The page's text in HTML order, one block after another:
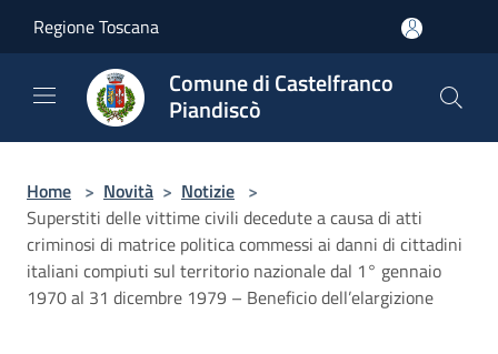
Regione Toscana
Comune di Castelfranco
Piandiscò
Home > Novità > Notizie >
Superstiti delle vittime civili decedute a causa di atti
criminosi di matrice politica commessi ai danni di cittadini
italiani compiuti sul territorio nazionale dal 1° gennaio
1970 al 31 dicembre 1979 – Beneficio dell’elargizione